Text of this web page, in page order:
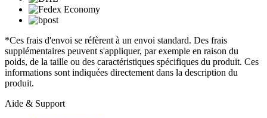
*Ces frais d'envoi se réfèrent à un envoi standard. Des frais
supplémentaires peuvent s'appliquer, par exemple en raison du
poids, de la taille ou des caractéristiques spécifiques du produit. Ces
informations sont indiquées directement dans la description du
produit.
Aide & Support